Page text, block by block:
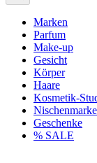
Marken
Parfum
Make-up
Gesicht
Körper
Haare
Kosmetik-
Geschenke
% SALE